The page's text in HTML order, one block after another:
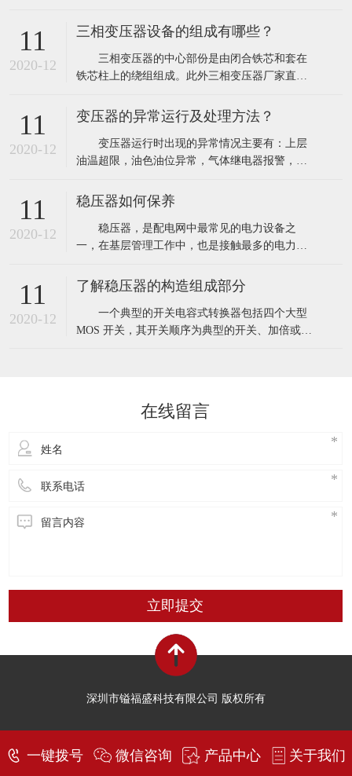
倍。它能使单相220V负载电流降低40%;单相380V
负载电流较大一相电流与之相同，而另外两相是
较大一相电流的50%。这样的三相变单相的变压
器比常规的隔离变压器成本高出很多
11
2020-12
三相变压器设备的组成有哪些？
三相变压器的中心部份是由闭合铁芯和套在
铁芯柱上的绕组组成。此外三相变压器厂家直销
管、散热器、分接开关、瓦斯继电器、温度计、
净油器等。为了便于散热在高低绕组之间留有一
定的间隙作为油道使变压器油可以流通。 三
相变压器设备的组成有哪些？ (1)铁芯
11
2020-12
变压器的异常运行及处理方法？
变压器运行时出现的异常情况主要有：上层
油温超限，油色油位异常，气体继电器报警，冷
变压器异常运行时，应及时分析其原因，性质及
影响，采取适当的处理措施，以防故障扩大，保
护变压器的安全运行。 一、上层油温升高
1、检查变压器的负荷和冷却介质的温度是否
11
2020-12
稳压器如何保养
稳压器，是配电网中最常见的电力设备之
一，在基层管理工作中，也是接触最多的电力设
1、 加强日常巡视、维护和定期测试 重
点检查内容包括： (1)看外观。主要检查稳压
器外部是否存在渗油、是否存在零部件冒烟或放
电现象。由于稳压器外壳焊接不严密或胶垫
11
2020-12
了解稳压器的构造组成部分
一个典型的开关电容式转换器包括四个大型
MOS 开关，其开关顺序为典型的开关、加倍或减
发展趋势做出了定性与定量相结合的分析预测。
在线留言
立即提交
深圳市镒福盛科技有限公司 版权所有
一键拨号 微信咨询 产品中心 关于我们